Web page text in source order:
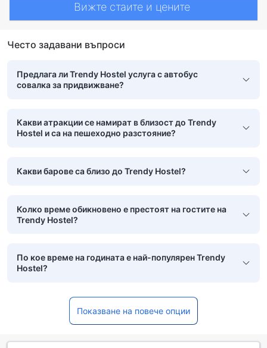
Вижте стаите и цените
Често задавани въпроси
Предлага ли Trendy Hostel услуга с автобус
совалка за придвижване?
Какви атракции се намират в близост до Trendy
Hostel и са на пешеходно разстояние?
Какви барове са близо до Trendy Hostel?
Колко време обикновено е престоят на гостите на
Trendy Hostel?
По кое време на годината е най-популярен Trendy
Hostel?
Показване на повече опции